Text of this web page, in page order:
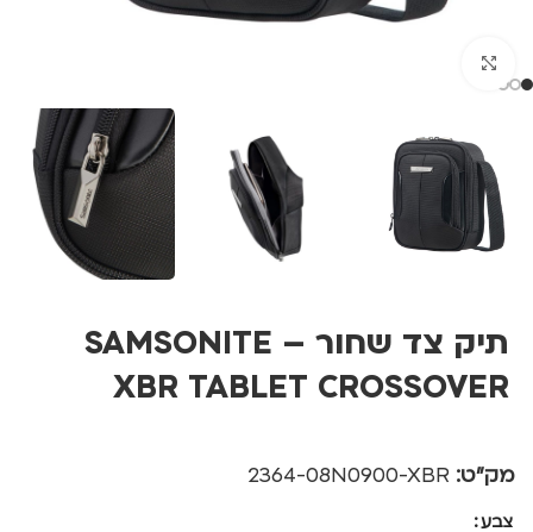
תיק צד שחור – SAMSONITE
XBR TABLET CROSSOVER
מק"ט: 2364-08N0900-XBR
צבע